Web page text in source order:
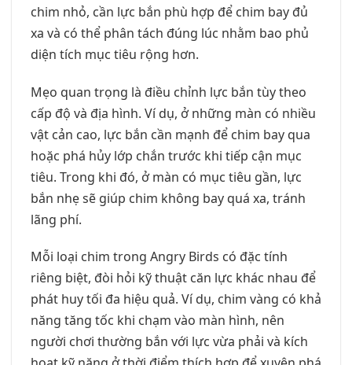
chim nhỏ, cần lực bắn phù hợp để chim bay đủ
xa và có thể phân tách đúng lúc nhằm bao phủ
diện tích mục tiêu rộng hơn.
Mẹo quan trọng là điều chỉnh lực bắn tùy theo
cấp độ và địa hình. Ví dụ, ở những màn có nhiều
vật cản cao, lực bắn cần mạnh để chim bay qua
hoặc phá hủy lớp chắn trước khi tiếp cận mục
tiêu. Trong khi đó, ở màn có mục tiêu gần, lực
bắn nhẹ sẽ giúp chim không bay quá xa, tránh
lãng phí.
Mỗi loại chim trong Angry Birds có đặc tính
riêng biệt, đòi hỏi kỹ thuật căn lực khác nhau để
phát huy tối đa hiệu quả. Ví dụ, chim vàng có khả
năng tăng tốc khi chạm vào màn hình, nên
người chơi thường bắn với lực vừa phải và kích